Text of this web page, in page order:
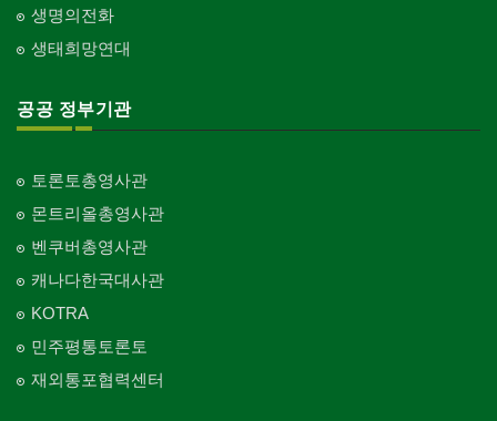
생명의전화
생태희망연대
공공 정부기관
토론토총영사관
몬트리올총영사관
벤쿠버총영사관
캐나다한국대사관
KOTRA
민주평통토론토
재외통포협력센터